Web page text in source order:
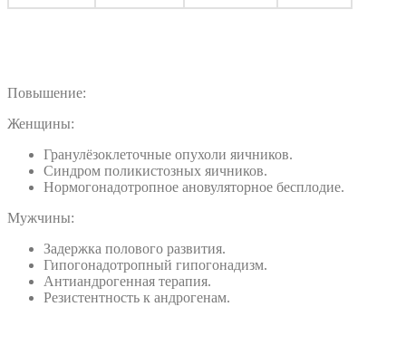
Повышение:
Женщины:
Гранулёзоклеточные опухоли яичников.
Синдром поликистозных яичников.
Нормогонадотропное ановуляторное бесплодие.
Мужчины:
Задержка полового развития.
Гипогонадотропный гипогонадизм.
Антиандрогенная терапия.
Резистентность к андрогенам.